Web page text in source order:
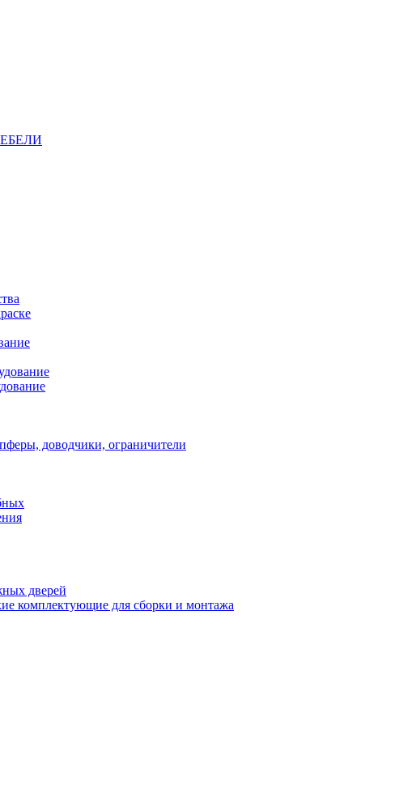
доводчики, ограничители
дверей
комплектующие для сборки и монтажа